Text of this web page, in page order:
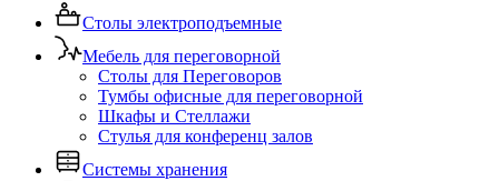
Столы электроподъемные
Мебель для переговорной
Столы для Переговоров
Тумбы офисные для переговорной
Шкафы и Стеллажи
Стулья для конференц залов
Системы хранения